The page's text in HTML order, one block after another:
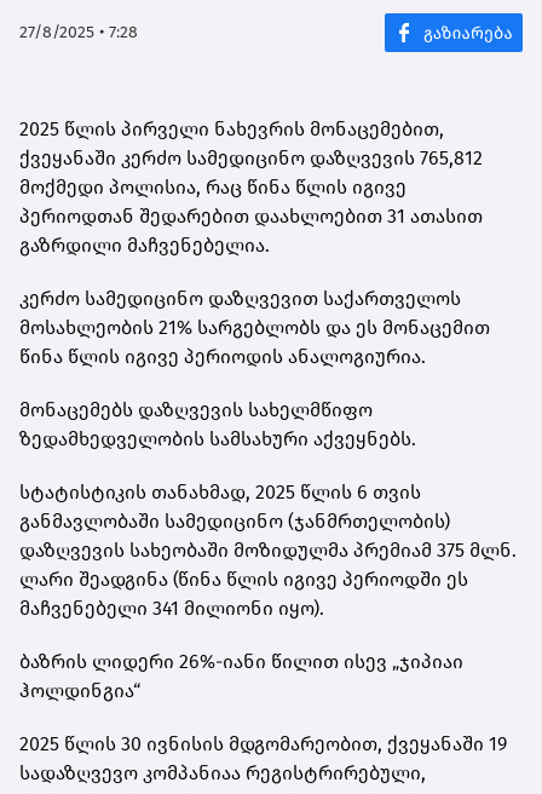
27/8/2025 • 7:28
2025 წლის პირველი ნახევრის მონაცემებით,
ქვეყანაში კერძო სამედიცინო დაზღვევის 765,812
მოქმედი პოლისია, რაც წინა წლის იგივე
პერიოდთან შედარებით დაახლოებით 31 ათასით
გაზრდილი მაჩვენებელია.
კერძო სამედიცინო დაზღვევით საქართველოს
მოსახლეობის 21% სარგებლობს და ეს მონაცემით
წინა წლის იგივე პერიოდის ანალოგიურია.
მონაცემებს დაზღვევის სახელმწიფო
ზედამხედველობის სამსახური აქვეყნებს.
სტატისტიკის თანახმად, 2025 წლის 6 თვის
განმავლობაში სამედიცინო (ჯანმრთელობის)
დაზღვევის სახეობაში მოზიდულმა პრემიამ 375 მლნ.
ლარი შეადგინა (წინა წლის იგივე პერიოდში ეს
მაჩვენებელი 341 მილიონი იყო).
ბაზრის ლიდერი 26%-იანი წილით ისევ „ჯიპიაი
ჰოლდინგია“
2025 წლის 30 ივნისის მდგომარეობით, ქვეყანაში 19
სადაზღვევო კომპანიაა რეგისტრირებული,